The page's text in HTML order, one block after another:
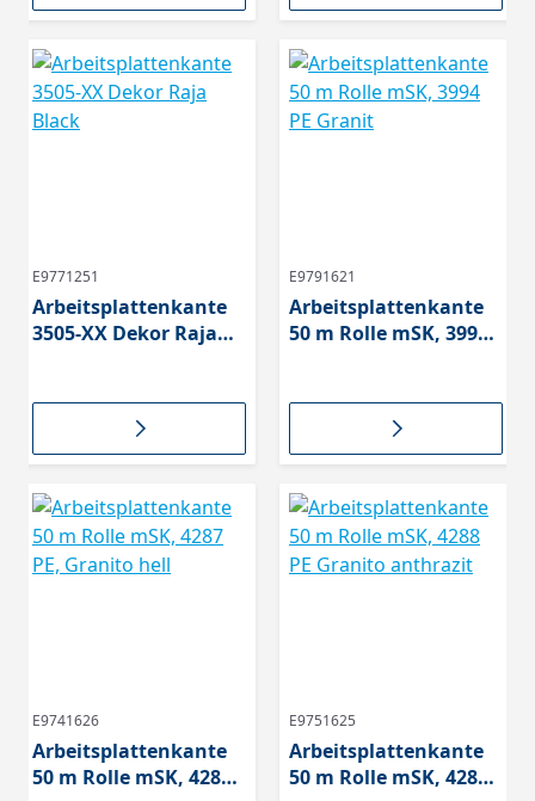
E9771251
Arbeitsplattenkante
3505-XX Dekor Raja
E9791621
Arbeitsplattenkante
50 m Rolle mSK, 3994
E9741626
Arbeitsplattenkante
50 m Rolle mSK, 4287
E9751625
Arbeitsplattenkante
50 m Rolle mSK, 4288